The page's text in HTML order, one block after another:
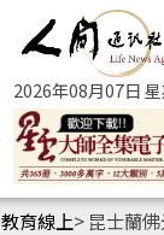
2026年08月07日
教育線上> 昆士蘭佛光青年分團